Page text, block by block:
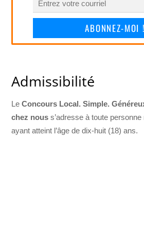
ABONNEZ-MOI !
Admissibilité
LeConcours Local. Simple.
chez nous s’adresse à toute
ayant atteint l’âge de dix-huit (18) ans.